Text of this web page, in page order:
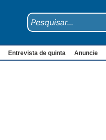
Entrevista de quinta Anuncie